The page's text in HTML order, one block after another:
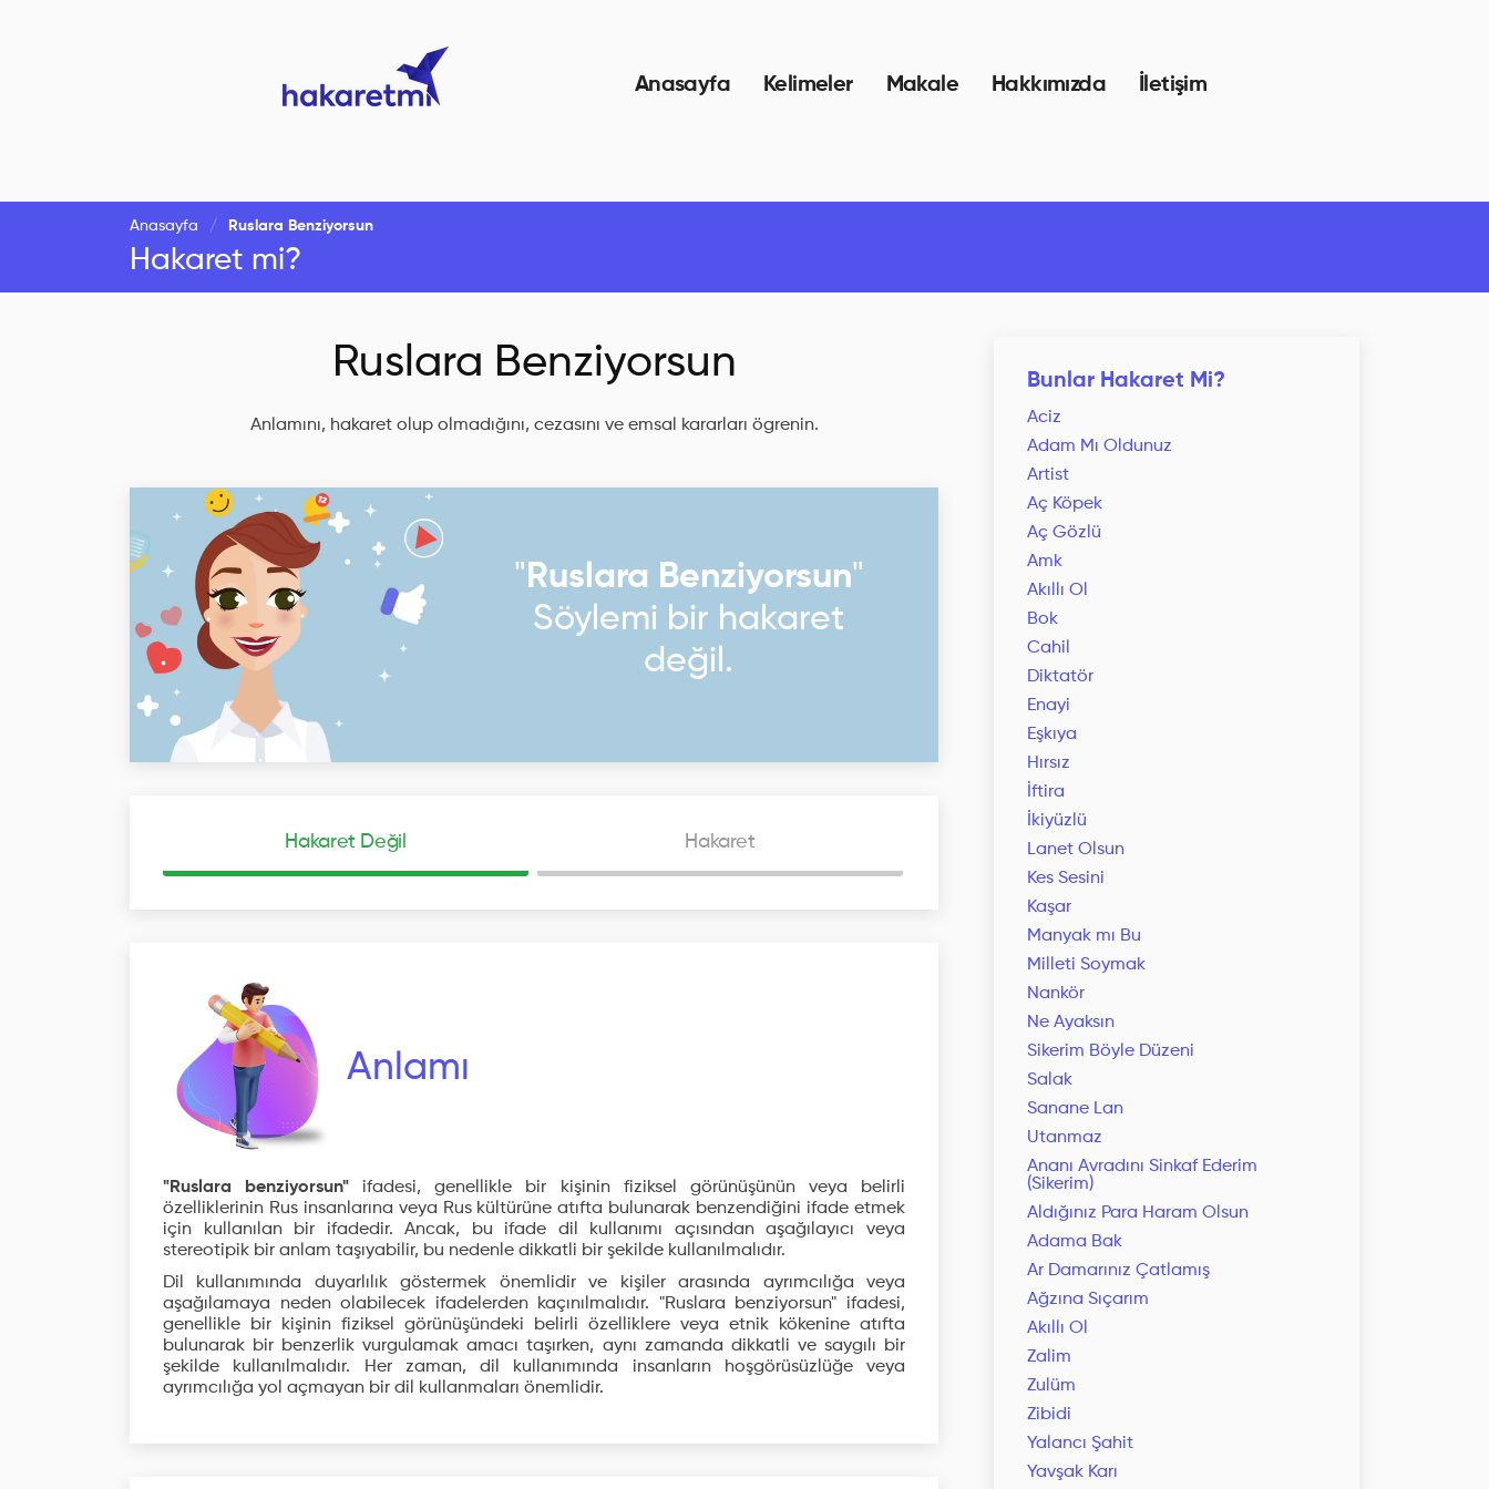
Anasayfa Kelimeler Makale Hakkımızda İletişim
Anasayfa Ruslara Benziyorsun
Hakaret mi?
Ruslara Benziyorsun
Anlamını, hakaret olup olmadığını, cezasını ve emsal kararları ögrenin.
" Ruslara Benziyorsun"
Söylemi bir hakaret
değil.
Hakaret Değil Hakaret
Anlamı
"Ruslara benziyorsun" ifadesi, genellikle bir kişinin fiziksel görünüşünün veya belirli
özelliklerinin Rus insanlarına veya Rus kültürüne atıfta bulunarak benzendiğini ifade etmek
için kullanılan bir ifadedir. Ancak, bu ifade dil kullanımı açısından aşağılayıcı veya
stereotipik bir anlam taşıyabilir, bu nedenle dikkatli bir şekilde kullanılmalıdır.
Dil kullanımında duyarlılık göstermek önemlidir ve kişiler arasında ayrımcılığa veya
aşağılamaya neden olabilecek ifadelerden kaçınılmalıdır. "Ruslara benziyorsun" ifadesi,
genellikle bir kişinin fiziksel görünüşündeki belirli özelliklere veya etnik kökenine atıfta
bulunarak bir benzerlik vurgulamak amacı taşırken, aynı zamanda dikkatli ve saygılı bir
şekilde kullanılmalıdır. Her zaman, dil kullanımında insanların hoşgörüsüzlüğe veya
ayrımcılığa yol açmayan bir dil kullanmaları önemlidir.
Bunlar Hakaret Mi?
Aciz
Adam Mı Oldunuz
Artist
Aç Köpek
Aç Gözlü
Amk
Akıllı Ol
Bok
Cahil
Diktatör
Enayi
Eşkıya
Hırsız
İftira
İkiyüzlü
Lanet Olsun
Kes Sesini
Kaşar
Manyak mı Bu
Milleti Soymak
Nankör
Ne Ayaksın
Sikerim Böyle Düzeni
Salak
Sanane Lan
Utanmaz
Ananı Avradını Sinkaf Ederim
(Sikerim)
Aldığınız Para Haram Olsun
Adama Bak
Ar Damarınız Çatlamış
Ağzına Sıçarım
Akıllı Ol
Zalim
Zulüm
Zibidi
Yalancı Şahit
Yavşak Karı